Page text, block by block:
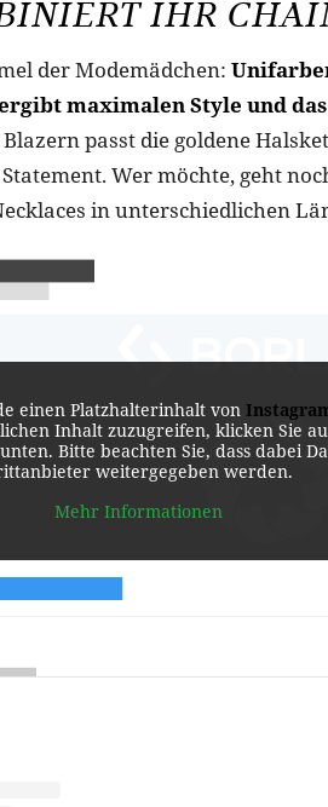
IHR
der Modemädchen:
maximalen Style und
passt die goldene
Wer möchte, geht
in unterschiedlichen
einen Platzhalterinhalt von
Inhalt zuzugreifen, klicken Sie
Bitte beachten Sie, dass dabei
weitergegeben werden.
Mehr Informationen